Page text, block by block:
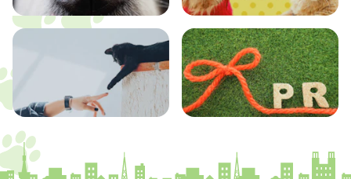
エンタメ クイズ
コラム